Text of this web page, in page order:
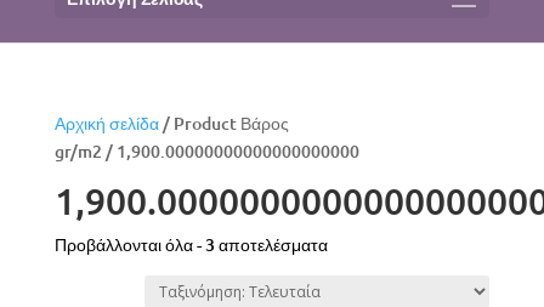
Αρχική σελίδα/ Product Βάρος
gr/m2 / 1,900.00000000000000000000
Προβάλλονται όλα - 3 αποτελέσματαSorted